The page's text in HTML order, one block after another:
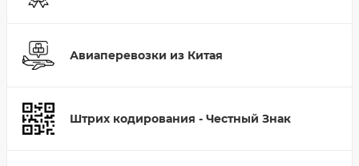
Авиаперевозки из Китая
Штрих кодирования - Честный Знак